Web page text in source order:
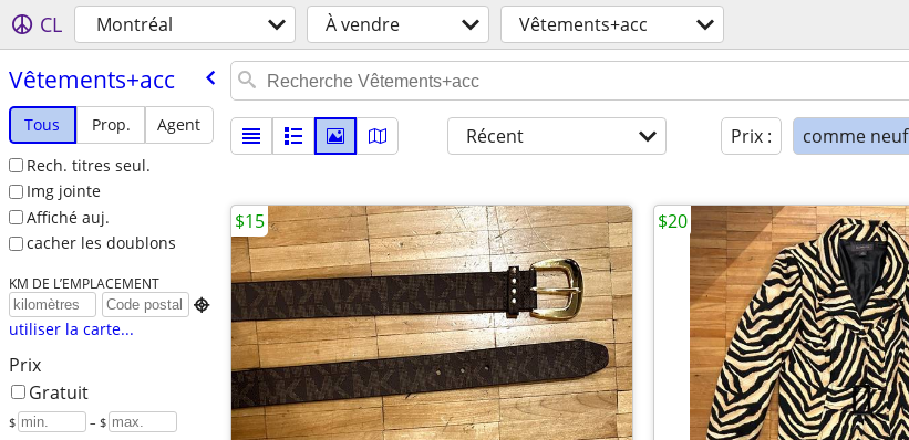
CL Montréal À vendre Vêtements+acc
Vêtements+acc
Tous Prop.
Agent
Rech. titres seul.
Img jointe
Affiché auj.
cacher les doublons
KM DE L’EMPLACEMENT

utiliser la carte...
Prix
Gratuit
$ – $
Récent Prix : comme neuf
$15 $20